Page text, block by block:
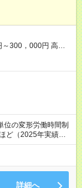
300，000円 高卒
1万円）を会社規
実務経験がない方
番固定社員は当社
て給与が支払わ
UPする制度です。
す。 昇格すると、
位の変形労働時間制
ど（2025年実績）
間は店舗により異
以内） ★残業は月
詳細へ